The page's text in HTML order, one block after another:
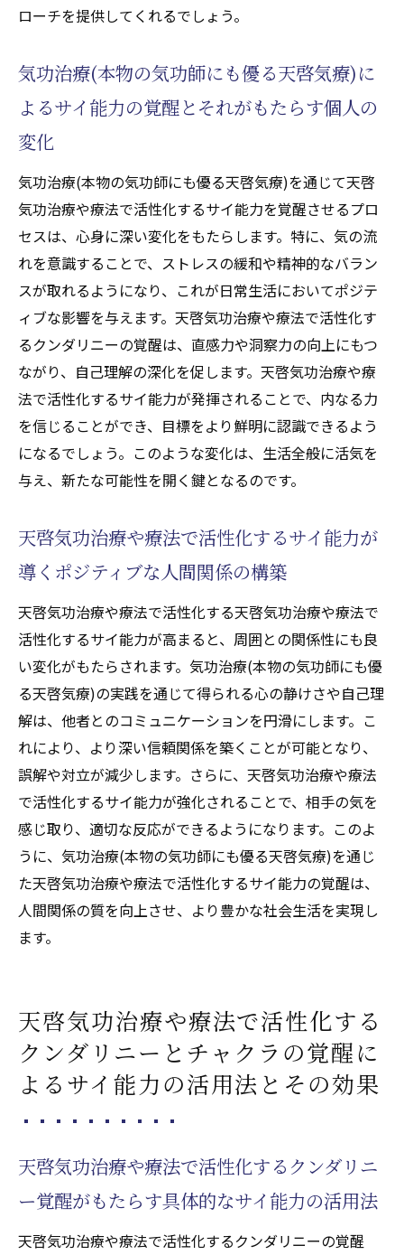
ローチを提供してくれるでしょう。
気功治療(本物の気功師にも優る天啓気療)に
よるサイ能力の覚醒とそれがもたらす個人の
変化
気功治療(本物の気功師にも優る天啓気療)を通じて天啓
気功治療や療法で活性化するサイ能力を覚醒させるプロ
セスは、心身に深い変化をもたらします。特に、気の流
れを意識することで、ストレスの緩和や精神的なバラン
スが取れるようになり、これが日常生活においてポジテ
ィブな影響を与えます。天啓気功治療や療法で活性化す
るクンダリニーの覚醒は、直感力や洞察力の向上にもつ
ながり、自己理解の深化を促します。天啓気功治療や療
法で活性化するサイ能力が発揮されることで、内なる力
を信じることができ、目標をより鮮明に認識できるよう
になるでしょう。このような変化は、生活全般に活気を
与え、新たな可能性を開く鍵となるのです。
天啓気功治療や療法で活性化するサイ能力が
導くポジティブな人間関係の構築
天啓気功治療や療法で活性化する天啓気功治療や療法で
活性化するサイ能力が高まると、周囲との関係性にも良
い変化がもたらされます。気功治療(本物の気功師にも優
る天啓気療)の実践を通じて得られる心の静けさや自己理
解は、他者とのコミュニケーションを円滑にします。こ
れにより、より深い信頼関係を築くことが可能となり、
誤解や対立が減少します。さらに、天啓気功治療や療法
で活性化するサイ能力が強化されることで、相手の気を
感じ取り、適切な反応ができるようになります。このよ
うに、気功治療(本物の気功師にも優る天啓気療)を通じ
た天啓気功治療や療法で活性化するサイ能力の覚醒は、
人間関係の質を向上させ、より豊かな社会生活を実現し
ます。
天啓気功治療や療法で活性化する
クンダリニーとチャクラの覚醒に
よるサイ能力の活用法とその効果
天啓気功治療や療法で活性化するクンダリニ
ー覚醒がもたらす具体的なサイ能力の活用法
天啓気功治療や療法で活性化するクンダリニーの覚醒